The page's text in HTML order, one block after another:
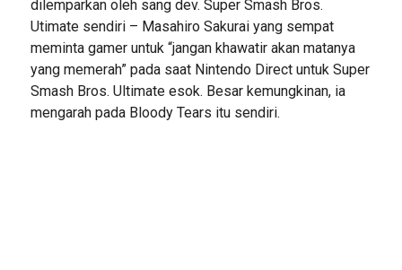
dilemparkan oleh sang dev. Super Smash Bros.
Utimate sendiri – Masahiro Sakurai yang sempat
meminta gamer untuk “jangan khawatir akan matanya
yang memerah” pada saat Nintendo Direct untuk Super
Smash Bros. Ultimate esok. Besar kemungkinan, ia
mengarah pada Bloody Tears itu sendiri.